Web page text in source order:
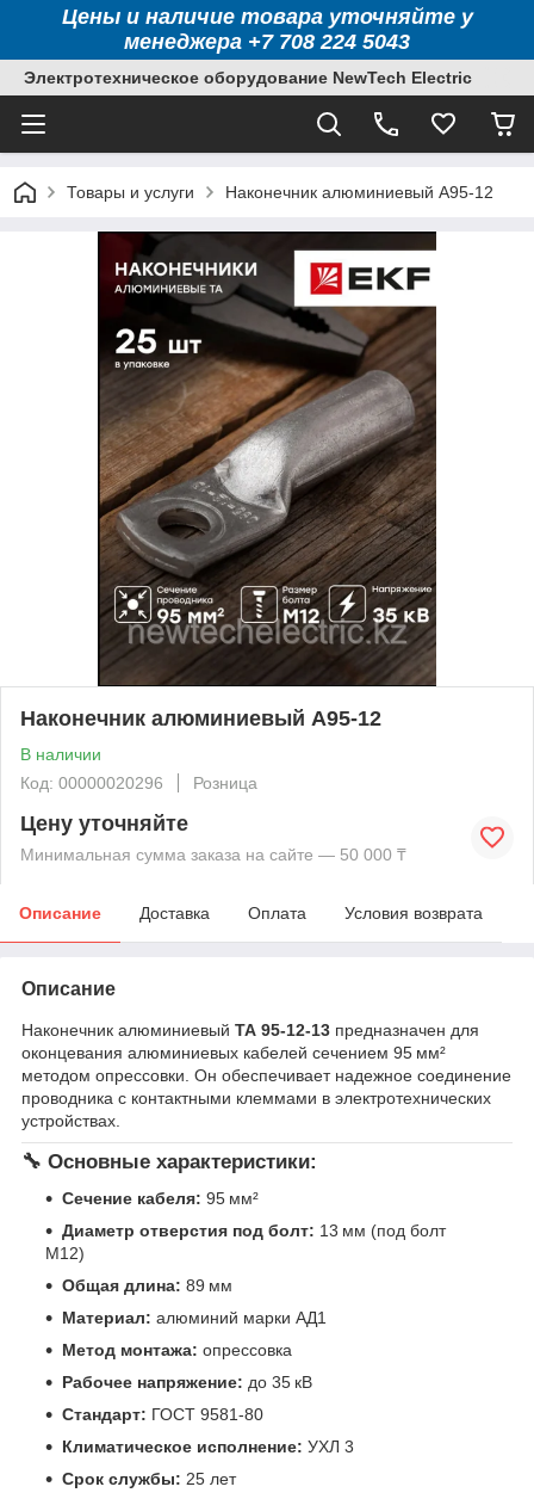
Цены и наличие товара уточняйте у
менеджера +7 708 224 5043
Электротехническое оборудование NewTech Electric
Товары и услуги Наконечник алюминиевый А95-12
Наконечник алюминиевый А95-12
В наличии
Код: 00000020296
Розница
Цену уточняйте
Минимальная сумма заказа на сайте — 50 000 ₸
Описание Доставка Оплата Условия возврата
Описание
Наконечник алюминиевый ТА 95-12-13 предназначен для
оконцевания алюминиевых кабелей сечением 95 мм²
методом опрессовки. Он обеспечивает надежное соединение
проводника с контактными клеммами в электротехнических
устройствах.
🔧 Основные характеристики:
Сечение кабеля: 95 мм²
Диаметр отверстия под болт: 13 мм (под болт
М12)
Общая длина: 89 мм
Материал: алюминий марки АД1
Метод монтажа: опрессовка
Рабочее напряжение: до 35 кВ
Стандарт: ГОСТ 9581-80
Климатическое исполнение: УХЛ 3
Срок службы: 25 лет